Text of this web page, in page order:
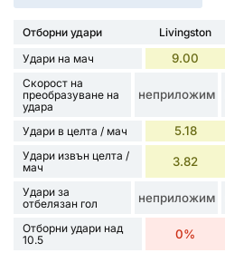
Отборни удари Livingston
Удари на мач
9.00
Скорост на
преобразуване на
удара
неприложим
Удари в целта / мач 5.18
Удари извън целта /
мач
3.82
Удари за
отбелязан гол
неприложим
Отборни удари над
10.5
0%